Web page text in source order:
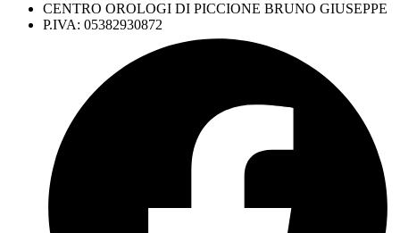
CENTRO OROLOGI DI PICCIONE BRUNO GIUSEPPE
P.IVA: 05382930872